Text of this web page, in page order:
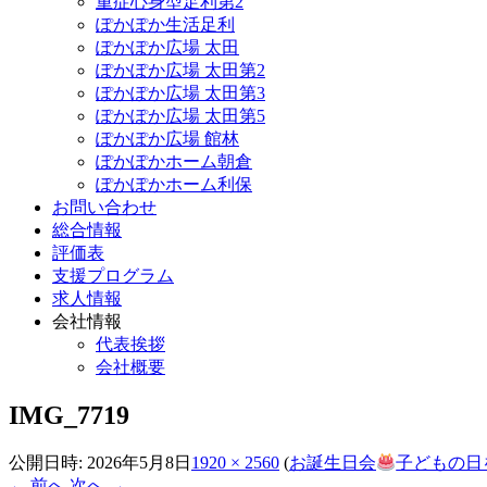
ぽかぽか生活足利
ぽかぽか広場 太田
ぽかぽか広場 太田第2
ぽかぽか広場 太田第3
ぽかぽか広場 太田第5
ぽかぽか広場 館林
ぽかぽかホーム朝倉
ぽかぽかホーム利保
お問い合わせ
総合情報
評価表
支援プログラム
求人情報
会社情報
代表挨拶
会社概要
IMG_7719
公開日時: 2026年5月8日 1920 × 2560 (お誕生日会 子どもの日